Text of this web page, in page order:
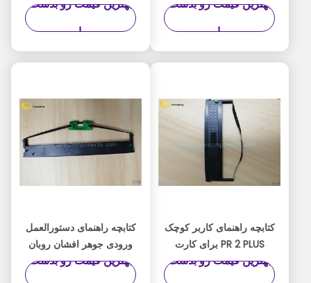
604001005076 P / N
بهترین قیمت رو بدست
بیار
داخلی در داخل
بهترین قیمت رو بدست
بیار
کتابچه راهنمای کاربر کوچک
PR 2 PLUS برای کارت
نقدی برای فرودگاه
بهترین قیمت رو بدست
کتابچه راهنمای دستورالعمل
ورودی جوهر افشان روبان
سری PR سازگار با 3 ماه
بهترین قیمت رو بدست